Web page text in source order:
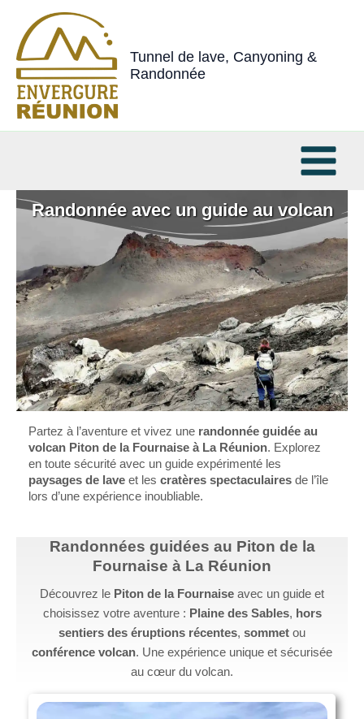
contenu
Tunnel de lave, Canyoning &
Randonnée
Randonnée avec un guide au volcan
Partez à l’aventure et vivez une randonnée guidée au
volcan Piton de la Fournaise à La Réunion. Explorez
en toute sécurité avec un guide expérimenté les
paysages de laveet les cratères spectaculairesde l’île
lors d’une expérience inoubliable.
Randonnées guidées au Piton de la
Fournaise à La Réunion
Découvrez le Piton de la Fournaise avec un guide et
choisissez votre aventure : Plaine des Sables, hors
sentiers des éruptions récentes, sommet ou
conférence volcan. Une expérience unique et sécurisée
au cœur du volcan.